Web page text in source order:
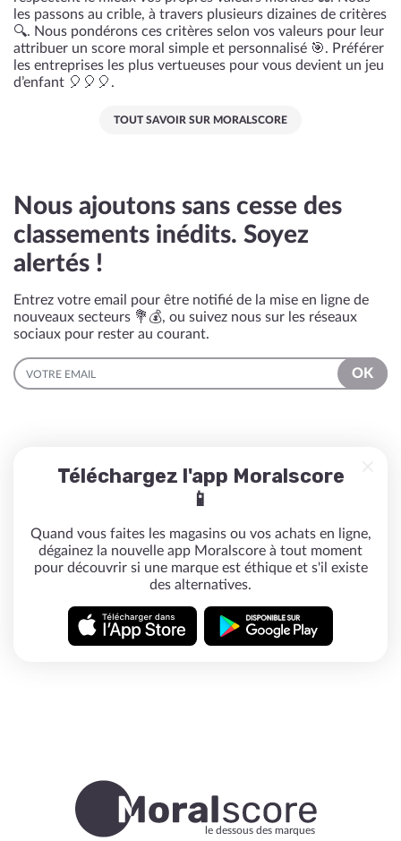
les passons au crible, à travers plusieurs dizaines de critères
🔍. Nous pondérons ces critères selon vos valeurs pour leur
attribuer un score moral simple et personnalisé 🎯. Préférer
les entreprises les plus vertueuses pour vous devient un jeu
d’enfant 🎈🎈🎈.
TOUT SAVOIR SUR MORALSCORE
Nous ajoutons sans cesse des
classements inédits. Soyez
alertés !
Entrez votre email pour être notifié de la mise en ligne de
nouveaux secteurs 💐💰, ou suivez nous sur les réseaux
sociaux pour rester au courant.
EMAIL
OK
Téléchargez l'app Moralscore
📱
Quand vous faites les magasins ou vos achats en ligne,
dégainez la nouvelle app Moralscore à tout moment
pour découvrir si une marque est éthique et s'il existe
des alternatives.
le dessous des marques